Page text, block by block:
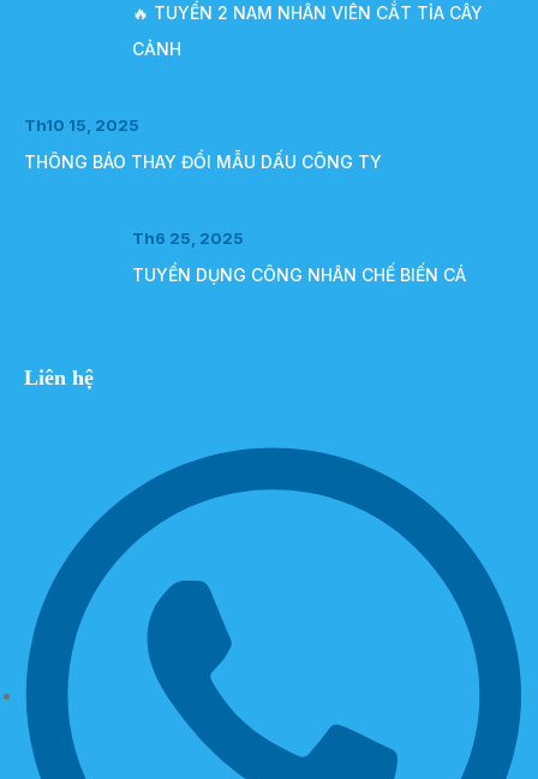
🔥 TUYỂN 2 NAM NHÂN VIÊN CẮT TỈA CÂY
CẢNH
Th10 15, 2025
THÔNG BÁO THAY ĐỔI MẪU DẤU CÔNG TY
Th6 25, 2025
TUYỂN DỤNG CÔNG NHÂN CHẾ BIẾN CÁ
Liên hệ